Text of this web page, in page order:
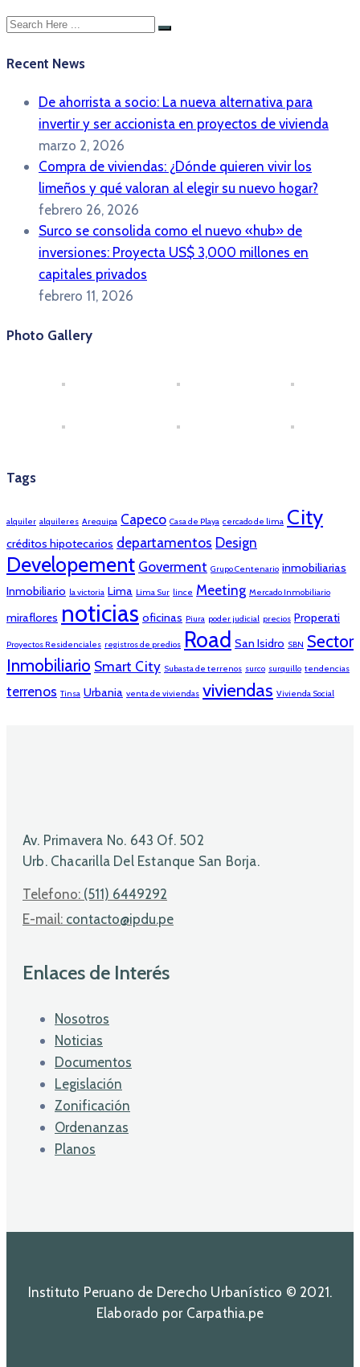
Recent News
De ahorrista a socio: La nueva alternativa para
invertir y ser accionista en proyectos de vivienda
marzo 2, 2026
Compra de viviendas: ¿Dónde quieren vivir los
limeños y qué valoran al elegir su nuevo hogar?
febrero 26, 2026
Surco se consolida como el nuevo «hub» de
inversiones: Proyecta US$ 3,000 millones en
capitales privados
febrero 11, 2026
Photo Gallery
Tags
alquiler alquileres Arequipa Capeco Casa de Playa cercado de lima City
créditos hipotecarios departamentos Design
Developement Goverment Grupo Centenario inmobiliarias
Inmobiliario la victoria Lima Lima Sur lince Meeting Mercado Inmobiliario
miraflores noticias oficinas Piura poder judicial precios Properati
Proyectos Residenciales registros de predios Road San Isidro SBN Sector
Inmobiliario Smart City Subasta de terrenos surco surquillo tendencias
terrenos Tinsa Urbania venta de viviendas viviendas Vivienda Social
Av. Primavera No. 643 Of. 502
Urb. Chacarilla Del Estanque San Borja.
Telefono: (511) 6449292
E-mail: contacto@ipdu.pe
Enlaces de Interés
Nosotros
Noticias
Documentos
Legislación
Zonificación
Ordenanzas
Planos
Instituto Peruano de Derecho Urbanístico © 2021.
Elaborado por Carpathia.pe